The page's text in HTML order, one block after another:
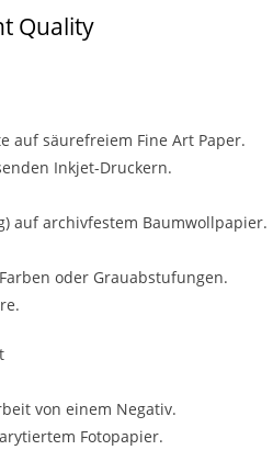
Quality
auf säurefreiem Fine Art Paper.
Inkjet-Druckern.
auf archivfestem Baumwollpapier.
oder Grauabstufungen.
von einem Negativ.
Fotopapier.